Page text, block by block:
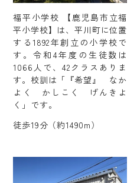
福平小学校 【鹿児島市立福
平小学校】は、平川町に位置
する1892年創立の小学校で
す。令和4年度の生徒数は
1066人で、42クラスありま
す。校訓は「『希望』 なか
よく かしこく げんきよ
く」です。
徒歩19分（約1490m）